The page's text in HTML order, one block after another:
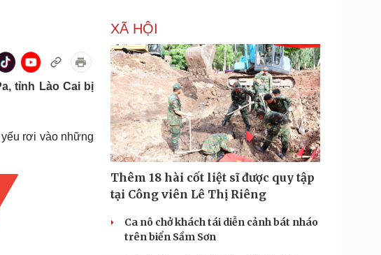
Giá cà phê
Doanh nghiệp
Thông tin doanh nghiệp
Doanh nghiệp 24h
Doanh nhân
Vì cộng đồng
Công nghệ
Sành điệu
Tin Công nghệ
Trải nghiệm
Chuyển đổi số
Podcast
Câu chuyện thời sự
Đọc truyện đêm khuya
Cửa sổ tình yêu
tỉnh Lào Cai bị
rơi vào những
XÃ HỘI
Thêm 18 hài cốt liệt sĩ được quy tập
tại Công viên Lê Thị Riêng
Ca nô chở khách tái diễn cảnh bát nháo
trên biển Sầm Sơn